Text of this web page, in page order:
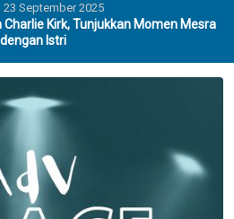
23 September 2025
Kirk, Tunjukkan Momen Mesra
dengan Istri